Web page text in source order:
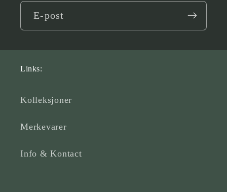
E-post
Links:
Kolleksjoner
Merkevarer
Info & Kontact